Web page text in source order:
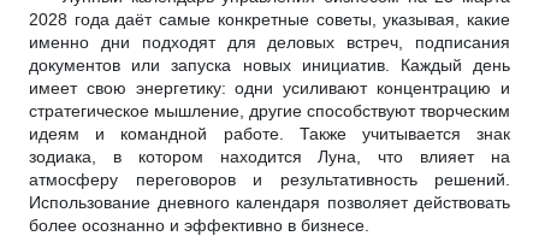
2028 года даёт самые конкретные советы, указывая, какие
именно дни подходят для деловых встреч, подписания
документов или запуска новых инициатив. Каждый день
имеет свою энергетику: одни усиливают концентрацию и
стратегическое мышление, другие способствуют творческим
идеям и командной работе. Также учитывается знак
зодиака, в котором находится Луна, что влияет на
атмосферу переговоров и результативность решений.
Использование дневного календаря позволяет действовать
более осознанно и эффективно в бизнесе.